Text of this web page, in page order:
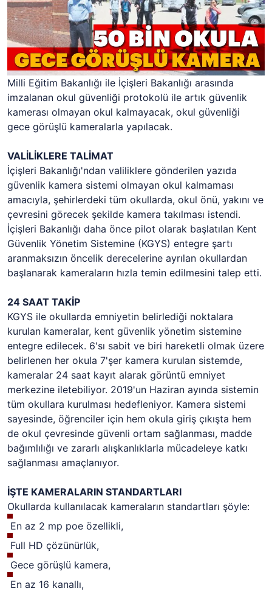
Milli Eğitim Bakanlığı ile İçişleri Bakanlığı arasında
imzalanan okul güvenliği protokolü ile artık güvenlik
kamerası olmayan okul kalmayacak, okul güvenliği
gece görüşlü kameralarla yapılacak.
VALİLİKLERE TALİMAT
İçişleri Bakanlığı'ndan valiliklere gönderilen yazıda
güvenlik kamera sistemi olmayan okul kalmaması
amacıyla, şehirlerdeki tüm okullarda, okul önü, yakını ve
çevresini görecek şekilde kamera takılması istendi.
İçişleri Bakanlığı daha önce pilot olarak başlatılan Kent
Güvenlik Yönetim Sistemine (KGYS) entegre şartı
aranmaksızın öncelik derecelerine ayrılan okullardan
başlanarak kameraların hızla temin edilmesini talep etti.
24 SAAT TAKİP
KGYS ile okullarda emniyetin belirlediği noktalara
kurulan kameralar, kent güvenlik yönetim sistemine
entegre edilecek. 6'sı sabit ve biri hareketli olmak üzere
belirlenen her okula 7'şer kamera kurulan sistemde,
kameralar 24 saat kayıt alarak görüntü emniyet
merkezine iletebiliyor. 2019'un Haziran ayında sistemin
tüm okullara kurulması hedefleniyor. Kamera sistemi
sayesinde, öğrenciler için hem okula giriş çıkışta hem
de okul çevresinde güvenli ortam sağlanması, madde
bağımlılığı ve zararlı alışkanlıklarla mücadeleye katkı
sağlanması amaçlanıyor.
İŞTE KAMERALARIN STANDARTLARI
Okullarda kullanılacak kameraların standartları şöyle:
En az 2 mp poe özellikli,
Full HD çözünürlük,
Gece görüşlü kamera,
En az 16 kanallı,